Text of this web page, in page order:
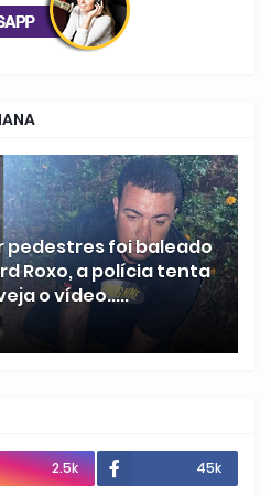
pedestres foi baleado
Roxo, a polícia tenta
o vídeo.....
2.5k 45k